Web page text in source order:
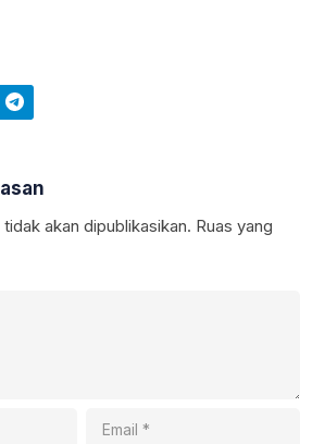
akan dipublikasikan. Ruas yang